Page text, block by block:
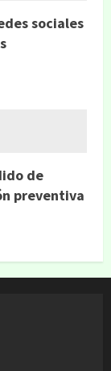
sociales
de
preventiva